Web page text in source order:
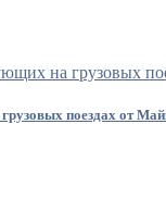
поездах от